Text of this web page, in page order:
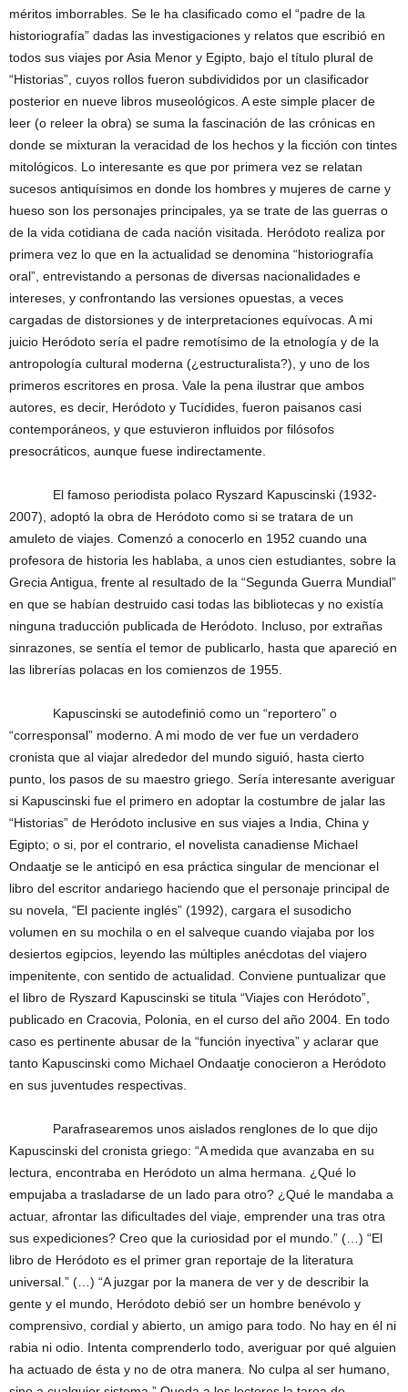
méritos imborrables. Se le ha clasificado como el “padre de la
historiografía” dadas las investigaciones y relatos que escribió en
todos sus viajes por Asia Menor y Egipto, bajo el título plural de
“Historias”, cuyos rollos fueron subdivididos por un clasificador
posterior en nueve libros museológicos. A este simple placer de
leer (o releer la obra) se suma la fascinación de las crónicas en
donde se mixturan la veracidad de los hechos y la ficción con tintes
mitológicos. Lo interesante es que por primera vez se relatan
sucesos antiquísimos en donde los hombres y mujeres de carne y
hueso son los personajes principales, ya se trate de las guerras o
de la vida cotidiana de cada nación visitada. Heródoto realiza por
primera vez lo que en la actualidad se denomina “historiografía
oral”, entrevistando a personas de diversas nacionalidades e
intereses, y confrontando las versiones opuestas, a veces
cargadas de distorsiones y de interpretaciones equívocas. A mi
juicio Heródoto sería el padre remotísimo de la etnología y de la
antropología cultural moderna (¿estructuralista?), y uno de los
primeros escritores en prosa. Vale la pena ilustrar que ambos
autores, es decir, Heródoto y Tucídides, fueron paisanos casi
contemporáneos, y que estuvieron influidos por filósofos
presocráticos, aunque fuese indirectamente.
El famoso periodista polaco Ryszard Kapuscinski (1932-
2007), adoptó la obra de Heródoto como si se tratara de un
amuleto de viajes. Comenzó a conocerlo en 1952 cuando una
profesora de historia les hablaba, a unos cien estudiantes, sobre la
Grecia Antigua, frente al resultado de la “Segunda Guerra Mundial”
en que se habían destruido casi todas las bibliotecas y no existía
ninguna traducción publicada de Heródoto. Incluso, por extrañas
sinrazones, se sentía el temor de publicarlo, hasta que apareció en
las librerías polacas en los comienzos de 1955.
Kapuscinski se autodefinió como un “reportero” o
“corresponsal” moderno. A mi modo de ver fue un verdadero
cronista que al viajar alrededor del mundo siguió, hasta cierto
punto, los pasos de su maestro griego. Sería interesante averiguar
si Kapuscinski fue el primero en adoptar la costumbre de jalar las
“Historias” de Heródoto inclusive en sus viajes a India, China y
Egipto; o si, por el contrario, el novelista canadiense Michael
Ondaatje se le anticipó en esa práctica singular de mencionar el
libro del escritor andariego haciendo que el personaje principal de
su novela, “El paciente inglés” (1992), cargara el susodicho
volumen en su mochila o en el salveque cuando viajaba por los
desiertos egipcios, leyendo las múltiples anécdotas del viajero
impenitente, con sentido de actualidad. Conviene puntualizar que
el libro de Ryszard Kapuscinski se titula “Viajes con Heródoto”,
publicado en Cracovia, Polonia, en el curso del año 2004. En todo
caso es pertinente abusar de la “función inyectiva” y aclarar que
tanto Kapuscinski como Michael Ondaatje conocieron a Heródoto
en sus juventudes respectivas.
Parafrasearemos unos aislados renglones de lo que dijo
Kapuscinski del cronista griego: “A medida que avanzaba en su
lectura, encontraba en Heródoto un alma hermana. ¿Qué lo
empujaba a trasladarse de un lado para otro? ¿Qué le mandaba a
actuar, afrontar las dificultades del viaje, emprender una tras otra
sus expediciones? Creo que la curiosidad por el mundo.” (…) “El
libro de Heródoto es el primer gran reportaje de la literatura
universal.” (…) “A juzgar por la manera de ver y de describir la
gente y el mundo, Heródoto debió ser un hombre benévolo y
comprensivo, cordial y abierto, un amigo para todo. No hay en él ni
rabia ni odio. Intenta comprenderlo todo, averiguar por qué alguien
ha actuado de ésta y no de otra manera. No culpa al ser humano,